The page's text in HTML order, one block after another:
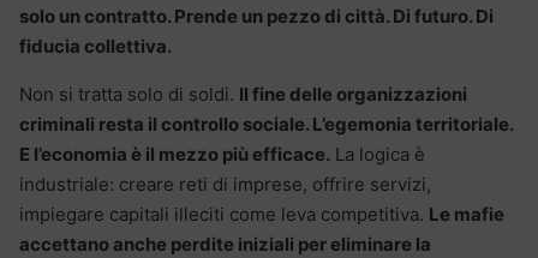
solo un contratto. Prende un pezzo di città. Di futuro. Di
fiducia collettiva.
Non si tratta solo di soldi. Il fine delle organizzazioni
criminali resta il controllo sociale. L’egemonia territoriale.
E l’economia è il mezzo più efficace. La logica è
industriale: creare reti di imprese, offrire servizi,
impiegare capitali illeciti come leva competitiva. Le mafie
accettano anche perdite iniziali per eliminare la